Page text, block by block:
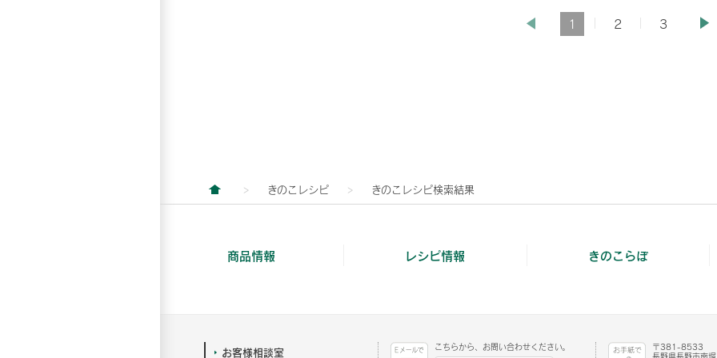
1 2 3
きのこレシピ きのこレシピ検索結果
商品情報 レシピ情報 きのこらぼ
お客様相談室 こちらから、お問い合わせください。
〒381-8533